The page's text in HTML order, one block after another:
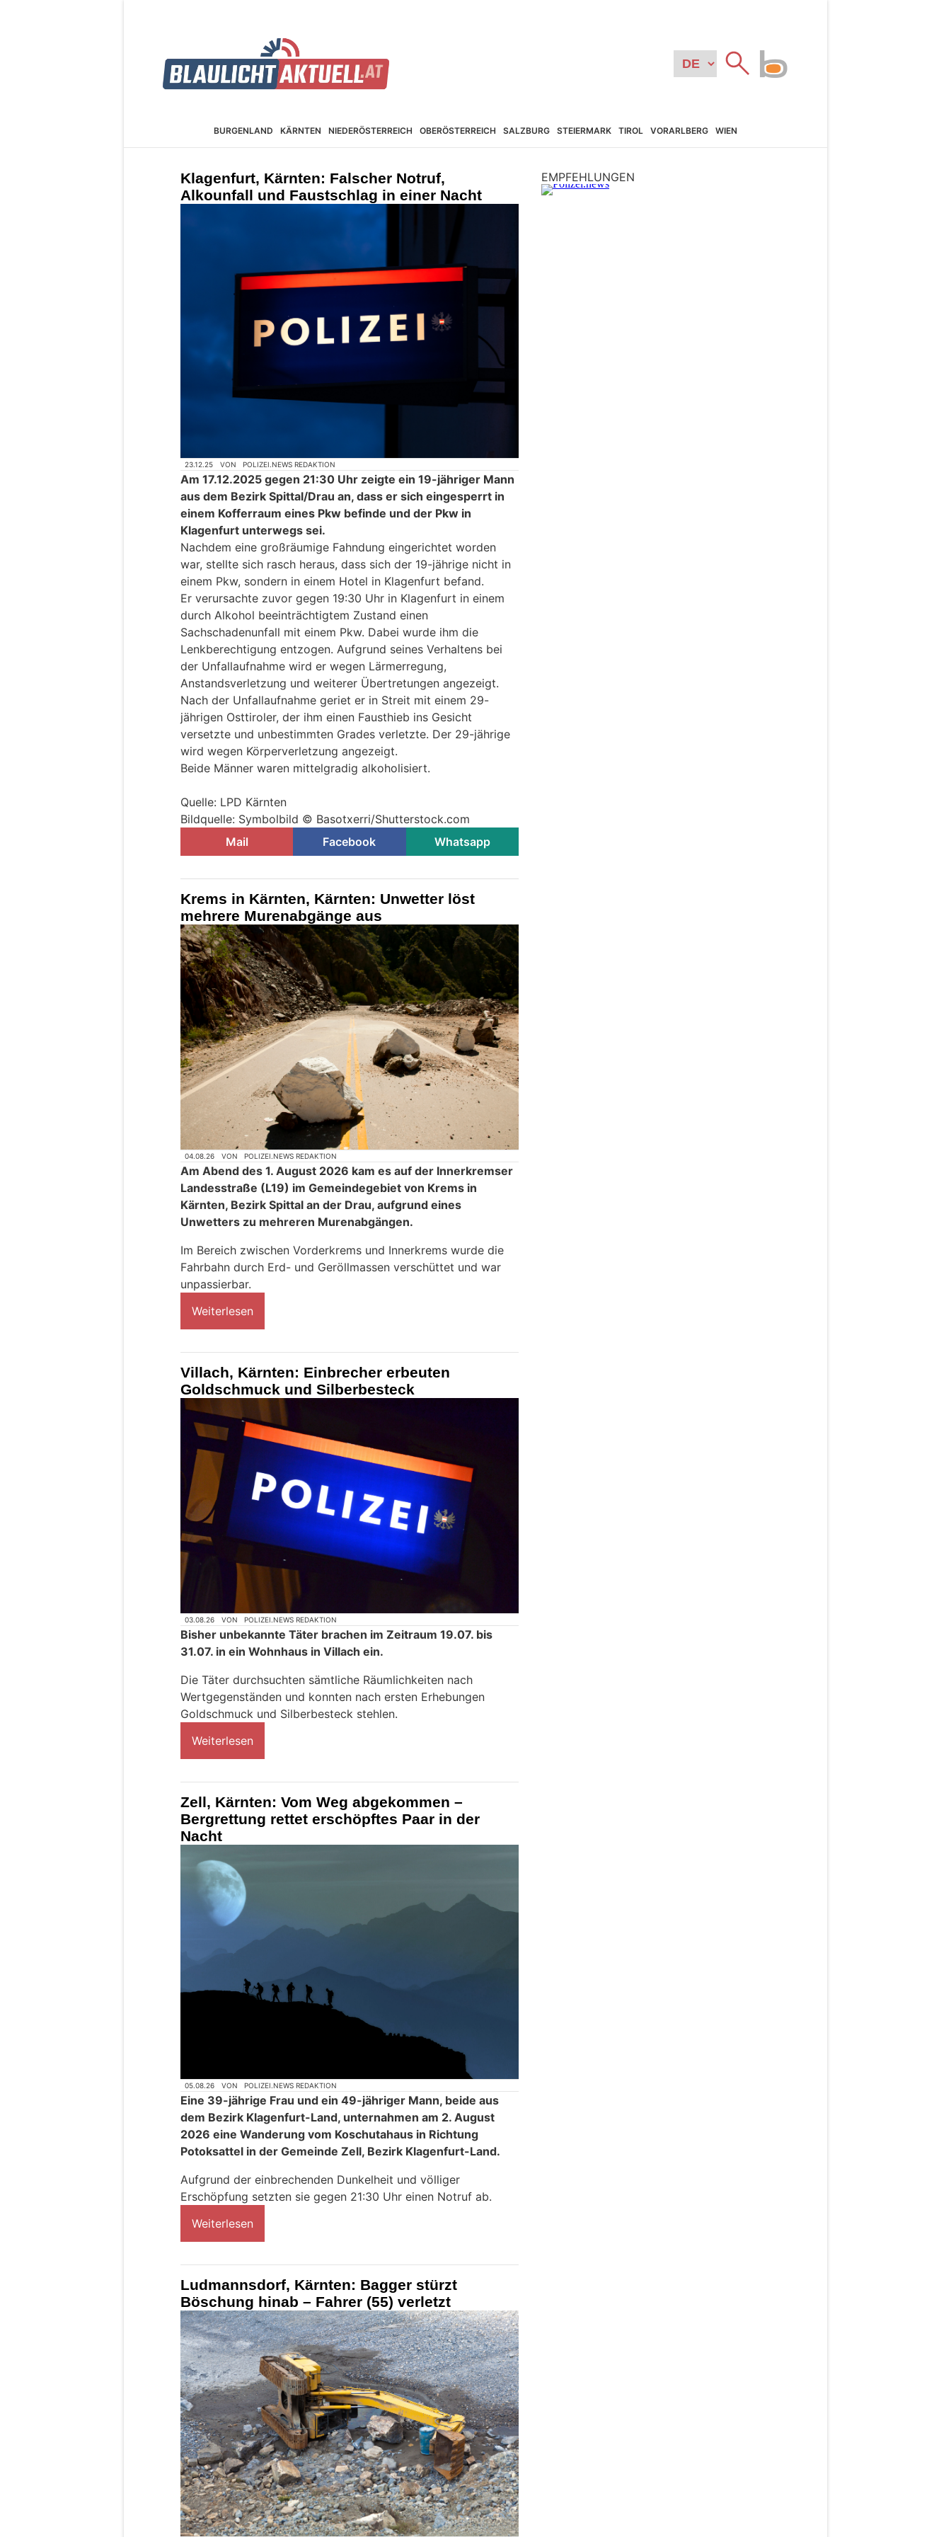
BURGEN­LAND KÄRNTEN NIEDER­ÖSTERREICH OBER­ÖSTERREICH SALZBURG STEIER­MARK TIROL VORARL­BERG WIEN
Klagenfurt, Kärnten: Falscher Notruf,
Alkounfall und Faustschlag in einer Nacht
23.12.25 VON POLIZEI.NEWS REDAKTION
Am 17.12.2025 gegen 21:30 Uhr zeigte ein 19-jähriger Mann
aus dem Bezirk Spittal/Drau an, dass er sich eingesperrt in
einem Kofferraum eines Pkw befinde und der Pkw in
Klagenfurt unterwegs sei.
Nachdem eine großräumige Fahndung eingerichtet worden
war, stellte sich rasch heraus, dass sich der 19-jährige nicht in
einem Pkw, sondern in einem Hotel in Klagenfurt befand.
Er verursachte zuvor gegen 19:30 Uhr in Klagenfurt in einem
durch Alkohol beeinträchtigtem Zustand einen
Sachschadenunfall mit einem Pkw. Dabei wurde ihm die
Lenkberechtigung entzogen. Aufgrund seines Verhaltens bei
der Unfallaufnahme wird er wegen Lärmerregung,
Anstandsverletzung und weiterer Übertretungen angezeigt.
Nach der Unfallaufnahme geriet er in Streit mit einem 29-
jährigen Osttiroler, der ihm einen Fausthieb ins Gesicht
versetzte und unbestimmten Grades verletzte. Der 29-jährige
wird wegen Körperverletzung angezeigt.
Beide Männer waren mittelgradig alkoholisiert.
Quelle: LPD Kärnten
Bildquelle: Symbolbild © Basotxerri/Shutterstock.com
Mail
Facebook Whatsapp
Krems in Kärnten, Kärnten: Unwetter löst
mehrere Murenabgänge aus
04.08.26 VON POLIZEI.NEWS REDAKTION
Am Abend des 1. August 2026 kam es auf der Innerkremser
Landesstraße (L19) im Gemeindegebiet von Krems in
Kärnten, Bezirk Spittal an der Drau, aufgrund eines
Unwetters zu mehreren Murenabgängen.
Im Bereich zwischen Vorderkrems und Innerkrems wurde die
Fahrbahn durch Erd- und Geröllmassen verschüttet und war
unpassierbar.
Weiterlesen
Villach, Kärnten: Einbrecher erbeuten
Goldschmuck und Silberbesteck
03.08.26 VON POLIZEI.NEWS REDAKTION
Bisher unbekannte Täter brachen im Zeitraum 19.07. bis
31.07. in ein Wohnhaus in Villach ein.
Die Täter durchsuchten sämtliche Räumlichkeiten nach
Wertgegenständen und konnten nach ersten Erhebungen
Goldschmuck und Silberbesteck stehlen.
Weiterlesen
Zell, Kärnten: Vom Weg abgekommen –
Bergrettung rettet erschöpftes Paar in der
Nacht
05.08.26 VON POLIZEI.NEWS REDAKTION
Eine 39-jährige Frau und ein 49-jähriger Mann, beide aus
dem Bezirk Klagenfurt-Land, unternahmen am 2. August
2026 eine Wanderung vom Koschutahaus in Richtung
Potoksattel in der Gemeinde Zell, Bezirk Klagenfurt-Land.
Aufgrund der einbrechenden Dunkelheit und völliger
Erschöpfung setzten sie gegen 21:30 Uhr einen Notruf ab.
Weiterlesen
Ludmannsdorf, Kärnten: Bagger stürzt
Böschung hinab – Fahrer (55) verletzt
EMPFEHLUNGEN